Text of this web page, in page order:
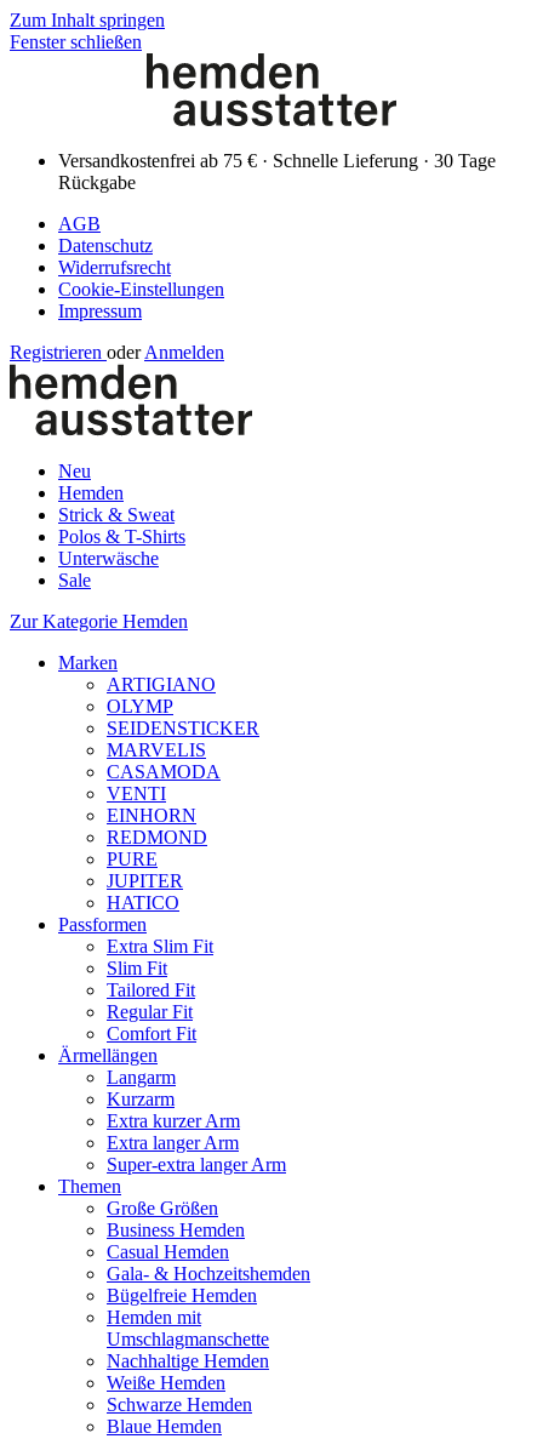
Zum Inhalt springen
Fenster schließen
Versandkostenfrei ab 75 € · Schnelle Lieferung · 30 Tage
Rückgabe
AGB
Datenschutz
Widerrufsrecht
Cookie-Einstellungen
Impressum
Registrieren oder Anmelden
Neu
Hemden
Strick & Sweat
Polos & T-Shirts
Unterwäsche
Sale
Zur Kategorie Hemden
Marken
ARTIGIANO
OLYMP
SEIDENSTICKER
MARVELIS
CASAMODA
VENTI
EINHORN
REDMOND
PURE
JUPITER
HATICO
Passformen
Extra Slim Fit
Slim Fit
Tailored Fit
Regular Fit
Comfort Fit
Ärmellängen
Langarm
Kurzarm
Extra kurzer Arm
Extra langer Arm
Super-extra langer Arm
Themen
Große Größen
Business Hemden
Casual Hemden
Gala- & Hochzeitshemden
Bügelfreie Hemden
Hemden mit
Umschlagmanschette
Nachhaltige Hemden
Weiße Hemden
Schwarze Hemden
Blaue Hemden